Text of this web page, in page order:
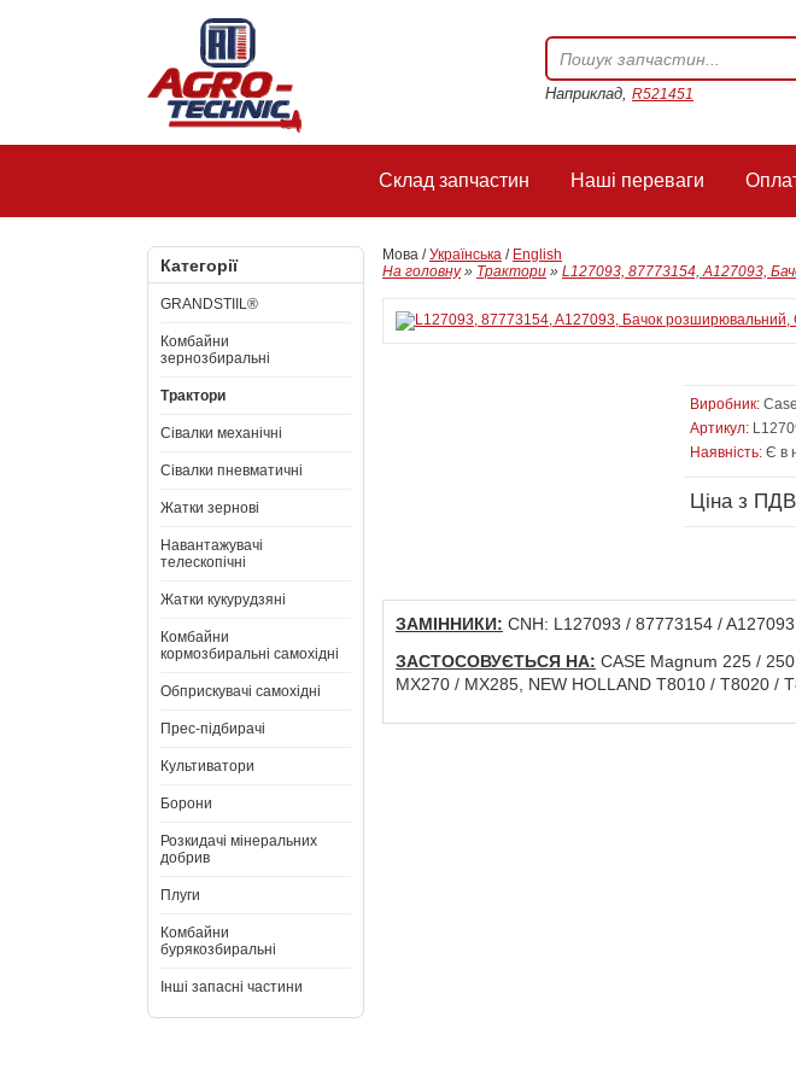
Наприклад, R521451
Склад запчастин Наші переваги
Категорії
GRANDSTIIL®
Комбайни
зернозбиральні
Трактори
Сівалки механічні
Сівалки пневматичні
Жатки зернові
Навантажувачі
телескопічні
Жатки кукурудзяні
Комбайни
кормозбиральні самохідні
Обприскувачі самохідні
Прес-підбирачі
Культиватори
Борони
Розкидачі мінеральних
добрив
Плуги
Комбайни
бурякозбиральні
Інші запасні частини
Мова /Українська / English
На головну» Трактори » L127093, 87773154, A127093,
Виробник:
Артикул:
Наявність: Є в
Ціна з
ЗАМІННИКИ: CNH: L127093 / 87773154 / A127093
ЗАСТОСОВУЄТЬСЯ НА: CASE Magnum 225 /
MX270 / MX285, NEW HOLLAND T8010 / T8020 /